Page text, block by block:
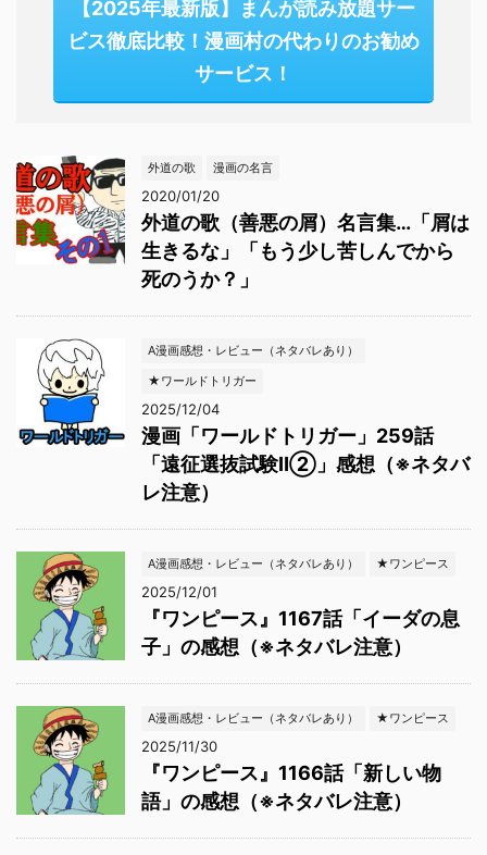
【2025年最新版】まんが読み放題サー
ビス徹底比較！漫画村の代わりのお勧め
サービス！
外道の歌 漫画の名言
2020/01/20
外道の歌（善悪の屑）名言集…「屑は
生きるな」「もう少し苦しんでから
死のうか？」
A漫画感想・レビュー（ネタバレあり）
★ワールドトリガー
2025/12/04
漫画「ワールドトリガー」259話
「遠征選抜試験Ⅱ②」感想（※ネタバ
レ注意）
A漫画感想・レビュー（ネタバレあり） ★ワンピース
2025/12/01
『ワンピース』1167話「イーダの息
子」の感想（※ネタバレ注意）
A漫画感想・レビュー（ネタバレあり） ★ワンピース
2025/11/30
『ワンピース』1166話「新しい物
語」の感想（※ネタバレ注意）